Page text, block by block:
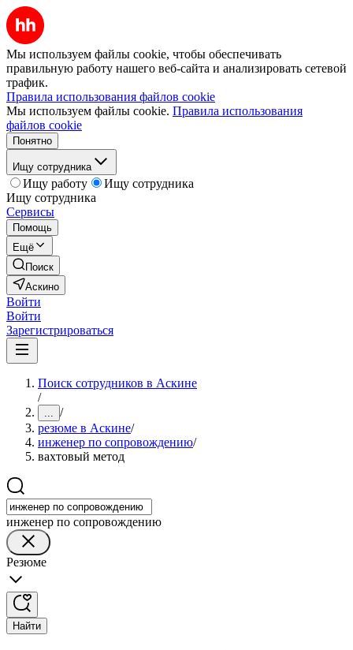
Мы используем файлы cookie, чтобы обеспечивать
правильную работу нашего веб-сайта и анализировать сетевой
трафик.
Правила использования файлов cookie
Мы используем файлы cookie. Правила использования
файлов cookie
Понятно
Ищу сотрудника
Ищу работу
Ищу сотрудника
Ищу сотрудника
Сервисы
Помощь
Ещё
Поиск
Аскино
Войти
Войти
Зарегистрироваться
Поиск сотрудников в Аскине
/
... /
резюме в Аскине/
инженер по сопровождению/
вахтовый метод
инженер по сопровождению
Резюме
Найти